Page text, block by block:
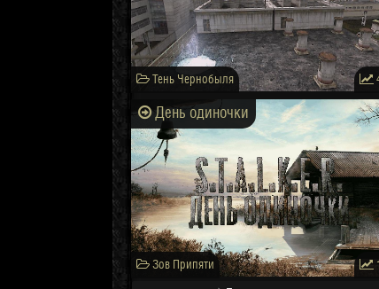
Тень Чернобыля
День одиночки
Зов Припяти